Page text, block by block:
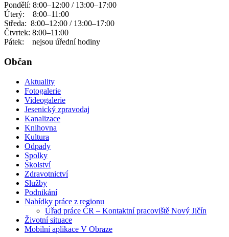
Pondělí: 8:00–12:00 / 13:00–17:00
Úterý: 8:00–11:00
Středa: 8:00–12:00 / 13:00–17:00
Čtvrtek: 8:00–11:00
Pátek: nejsou úřední hodiny
Občan
Aktuality
Fotogalerie
Videogalerie
Jesenický zpravodaj
Kanalizace
Knihovna
Kultura
Odpady
Spolky
Školství
Zdravotnictví
Služby
Podnikání
Nabídky práce z regionu
Úřad práce ČR – Kontaktní pracoviště Nový Jičín
Životní situace
Mobilní aplikace V Obraze